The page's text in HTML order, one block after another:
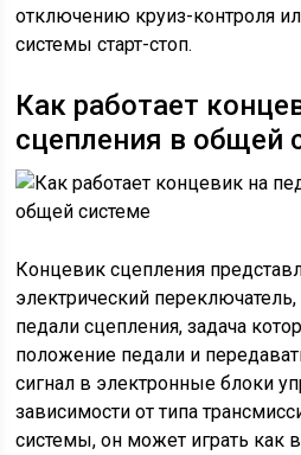
отключению круиз-контроля
системы старт-стоп.
Как работает
сцепления в общей
Концевик сцепления
электрический
педали сцепления, задача
положение педали и
сигнал в электронные блоки
зависимости от типа
системы, он может играть как